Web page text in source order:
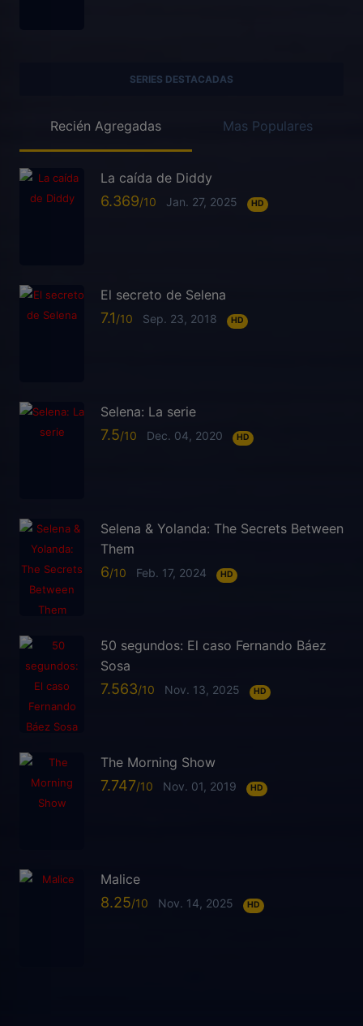
SERIES DESTACADAS
Recién Agregadas Mas Populares
La caída de Diddy
6.369 Jan. 27, 2025 HD
El secreto de Selena
7.1 Sep. 23, 2018 HD
Selena: La serie
7.5 Dec. 04, 2020 HD
Selena & Yolanda: The Secrets Between
Them
6 Feb. 17, 2024 HD
50 segundos: El caso Fernando Báez
Sosa
7.563 Nov. 13, 2025 HD
The Morning Show
7.747 Nov. 01, 2019 HD
Malice
8.25 Nov. 14, 2025 HD